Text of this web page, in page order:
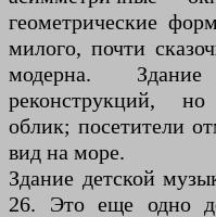
геометрические
милого, почти
модерна.
реконструкций,
облик; посетители
вид на море.
Здание детской
26. Это еще одно